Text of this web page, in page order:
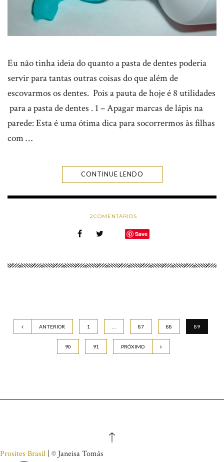
Eu não tinha ideia do quanto a pasta de dentes poderia
servir para tantas outras coisas do que além de
escovarmos os dentes. Pois a pauta de hoje é 8 utilidades
para a pasta de dentes . 1 – Apagar marcas de lápis na
parede: Esta é uma ótima dica para socorrermos às filhas
com …
CONTINUE LENDO
2COMENTÁRIOS
Save
ANTERIOR 1 87 88 89
90 91 PRÓXIMO
Prosites Brasil | © Janeisa Tomás